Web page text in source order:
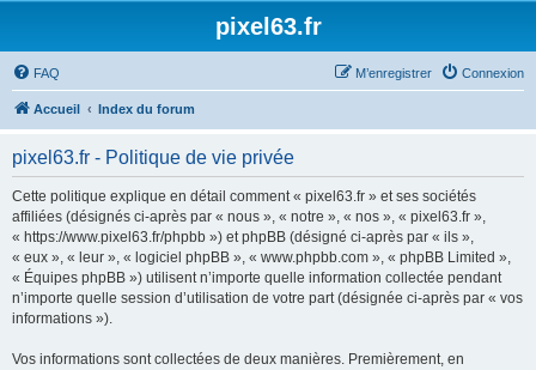
pixel63.fr
FAQ Connexion
M’enregistrer
Accueil Index du forum
pixel63.fr - Politique de vie privée
Cette politique explique en détail comment « pixel63.fr » et ses sociétés
affiliées (désignés ci-après par « nous », « notre », « nos », « pixel63.fr »,
« https://www.pixel63.fr/phpbb ») et phpBB (désigné ci-après par « ils »,
« eux », « leur », « logiciel phpBB », « www.phpbb.com », « phpBB Limited »,
« Équipes phpBB ») utilisent n’importe quelle information collectée pendant
n’importe quelle session d’utilisation de votre part (désignée ci-après par « vos
informations »).
Vos informations sont collectées de deux manières. Premièrement, en